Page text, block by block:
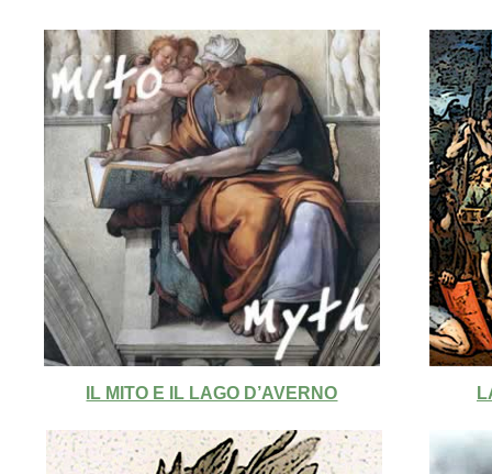
IL MITO E IL LAGO D’AVERNO